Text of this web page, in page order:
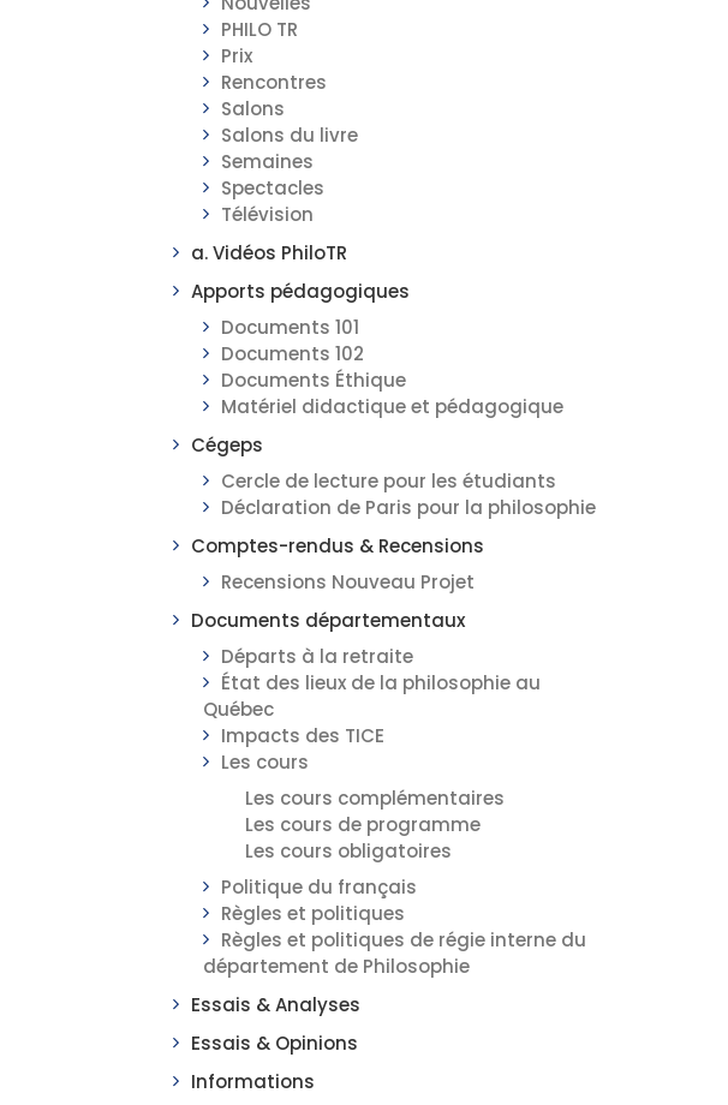
PHILO TR
Prix
Rencontres
Salons
Salons du livre
Semaines
Spectacles
Télévision
a. Vidéos PhiloTR
Apports pédagogiques
Documents 101
Documents 102
Documents Éthique
Matériel didactique et pédagogique
Cégeps
Cercle de lecture pour les étudiants
Déclaration de Paris pour la philosophie
Comptes-rendus & Recensions
Recensions Nouveau Projet
Documents départementaux
Départs à la retraite
État des lieux de la philosophie au
Québec
Impacts des TICE
Les cours
Les cours complémentaires
Les cours de programme
Les cours obligatoires
Politique du français
Règles et politiques
Règles et politiques de régie interne du
département de Philosophie
Essais & Analyses
Essais & Opinions
Informations